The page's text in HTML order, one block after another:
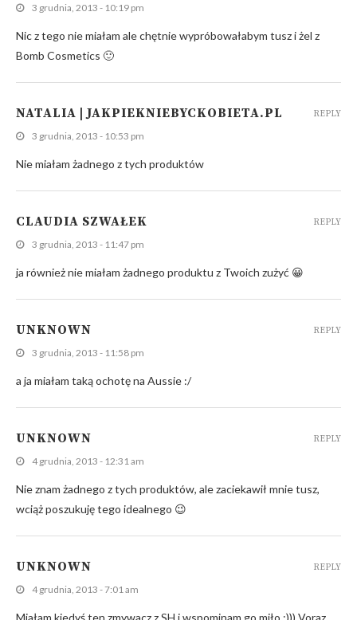
3 grudnia, 2013 - 10:19 pm
Nic z tego nie miałam ale chętnie wypróbowałabym tusz i żel z
Bomb Cosmetics 🙂
NATALIA | JAKPIEKNIEBYCKOBIETA.PL
3 grudnia, 2013 - 10:53 pm
Nie miałam żadnego z tych produktów
REPLY
CLAUDIA SZWAŁEK
3 grudnia, 2013 - 11:47 pm
ja również nie miałam żadnego produktu z Twoich zużyć 😀
REPLY
UNKNOWN
3 grudnia, 2013 - 11:58 pm
a ja miałam taką ochotę na Aussie :/
REPLY
UNKNOWN
4 grudnia, 2013 - 12:31 am
Nie znam żadnego z tych produktów, ale zaciekawił mnie tusz,
wciąż poszukuję tego idealnego 😉
REPLY
UNKNOWN
4 grudnia, 2013 - 7:01 am
Miałam kiedyś ten zmywacz z SH i wspominam go miło :))) Voraz
REPLY